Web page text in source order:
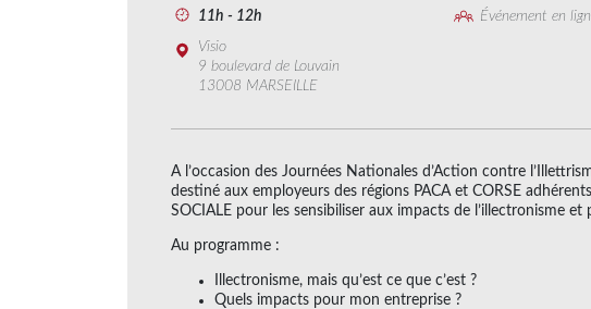
11h - 12h
Événement en
Visio
9 boulevard de Louvain
13008 MARSEILLE
A l’occasion des Journées Nationales d’Action contre
destiné aux employeurs des régions PACA et CORSE
SOCIALE pour les sensibiliser aux impacts de l’illectronisme
Au programme :
Illectronisme, mais qu’est ce que c’est ?
Quels impacts pour mon entreprise ?